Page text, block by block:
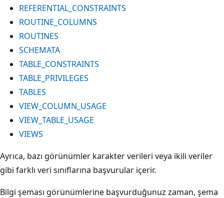
REFERENTIAL_CONSTRAINTS
ROUTINE_COLUMNS
ROUTINES
SCHEMATA
TABLE_CONSTRAINTS
TABLE_PRIVILEGES
TABLES
VIEW_COLUMN_USAGE
VIEW_TABLE_USAGE
VIEWS
Ayrıca, bazı görünümler karakter verileri veya ikili veriler
gibi farklı veri sınıflarına başvurular içerir.
Bilgi şeması görünümlerine başvurduğunuz zaman, şema